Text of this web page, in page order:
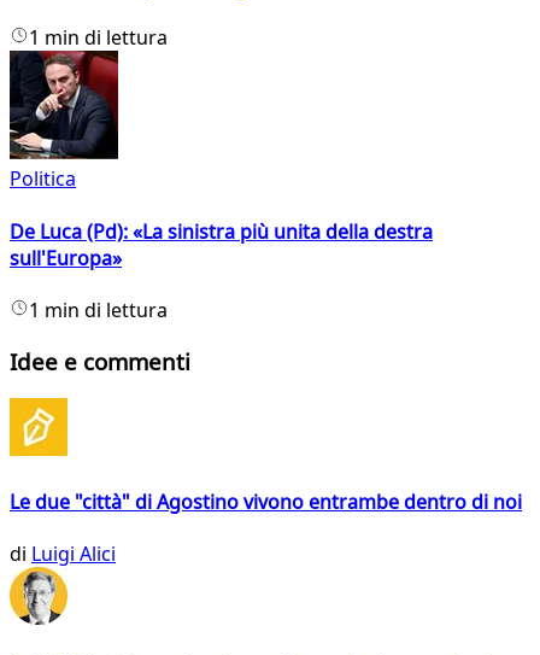
1 min di lettura
Politica
De Luca (Pd): «La sinistra più unita della destra
sull'Europa»
1 min di lettura
Idee e commenti
Le due "città" di Agostino vivono entrambe dentro di noi
di Luigi Alici